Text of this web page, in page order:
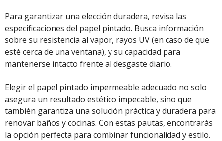
Para garantizar una elección duradera, revisa las
especificaciones del papel pintado. Busca información
sobre su resistencia al vapor, rayos UV (en caso de que
esté cerca de una ventana), y su capacidad para
mantenerse intacto frente al desgaste diario.
Elegir el papel pintado impermeable adecuado no solo
asegura un resultado estético impecable, sino que
también garantiza una solución práctica y duradera para
renovar baños y cocinas. Con estas pautas, encontrarás
la opción perfecta para combinar funcionalidad y estilo.